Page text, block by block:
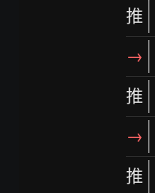
推
→
推
→
推